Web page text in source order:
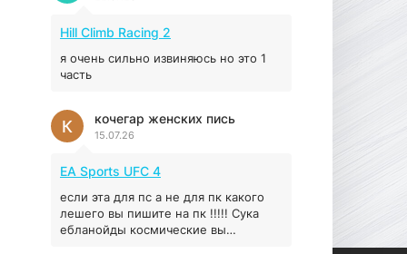
16.95 ГБ
Hill Climb Racing 2
я очень сильно извиняюсь но это 1
часть
кочегар женских пись
15.07.26
К
EA Sports UFC 4
если эта для пс а не для пк какого
лешего вы пишите на пк !!!!! Сука
ебланойды космические вы